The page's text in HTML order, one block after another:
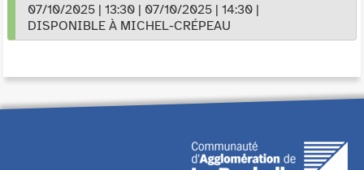
07/10/2025 | 13:30 | 07/10/2025 | 14:30 |
DISPONIBLE À MICHEL-CRÉPEAU